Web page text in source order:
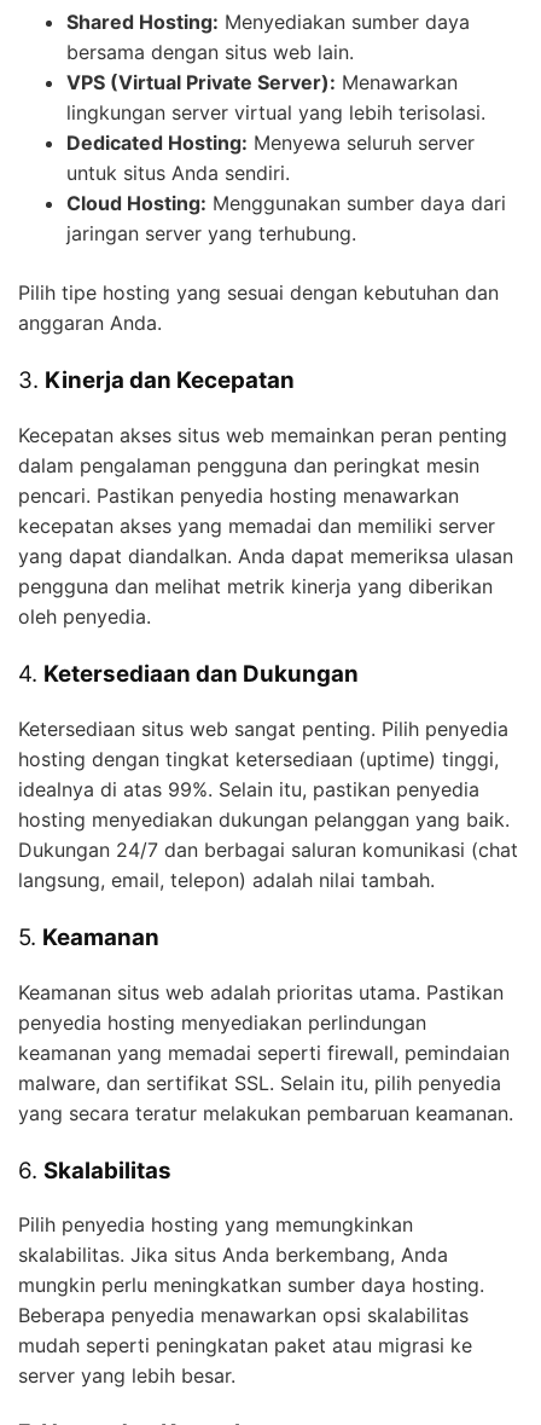
Shared Hosting: Menyediakan sumber daya
bersama dengan situs web lain.
VPS (Virtual Private Server): Menawarkan
lingkungan server virtual yang lebih terisolasi.
Dedicated Hosting: Menyewa seluruh server
untuk situs Anda sendiri.
Cloud Hosting: Menggunakan sumber daya dari
jaringan server yang terhubung.
Pilih tipe hosting yang sesuai dengan kebutuhan dan
anggaran Anda.
3. Kinerja dan Kecepatan
Kecepatan akses situs web memainkan peran penting
dalam pengalaman pengguna dan peringkat mesin
pencari. Pastikan penyedia hosting menawarkan
kecepatan akses yang memadai dan memiliki server
yang dapat diandalkan. Anda dapat memeriksa ulasan
pengguna dan melihat metrik kinerja yang diberikan
oleh penyedia.
4. Ketersediaan dan Dukungan
Ketersediaan situs web sangat penting. Pilih penyedia
hosting dengan tingkat ketersediaan (uptime) tinggi,
idealnya di atas 99%. Selain itu, pastikan penyedia
hosting menyediakan dukungan pelanggan yang baik.
Dukungan 24/7 dan berbagai saluran komunikasi (chat
langsung, email, telepon) adalah nilai tambah.
5. Keamanan
Keamanan situs web adalah prioritas utama. Pastikan
penyedia hosting menyediakan perlindungan
keamanan yang memadai seperti firewall, pemindaian
malware, dan sertifikat SSL. Selain itu, pilih penyedia
yang secara teratur melakukan pembaruan keamanan.
6. Skalabilitas
Pilih penyedia hosting yang memungkinkan
skalabilitas. Jika situs Anda berkembang, Anda
mungkin perlu meningkatkan sumber daya hosting.
Beberapa penyedia menawarkan opsi skalabilitas
mudah seperti peningkatan paket atau migrasi ke
server yang lebih besar.